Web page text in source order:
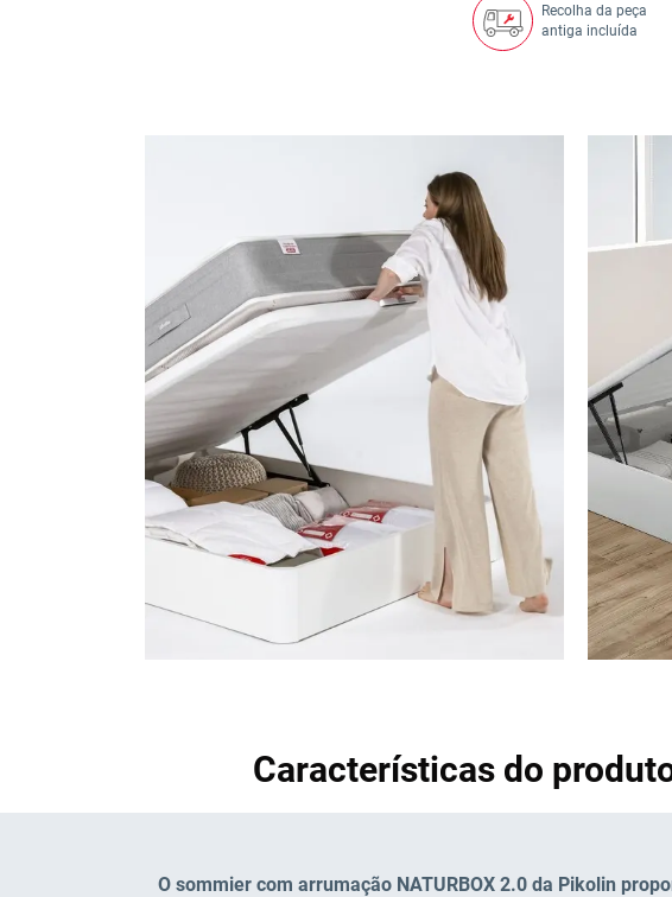
Recolha da peça
antiga incluída
Características do
O sommier com arrumação NATURBOX 2.0 da Pikolin